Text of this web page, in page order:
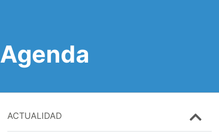
Agenda
ACTUALIDAD